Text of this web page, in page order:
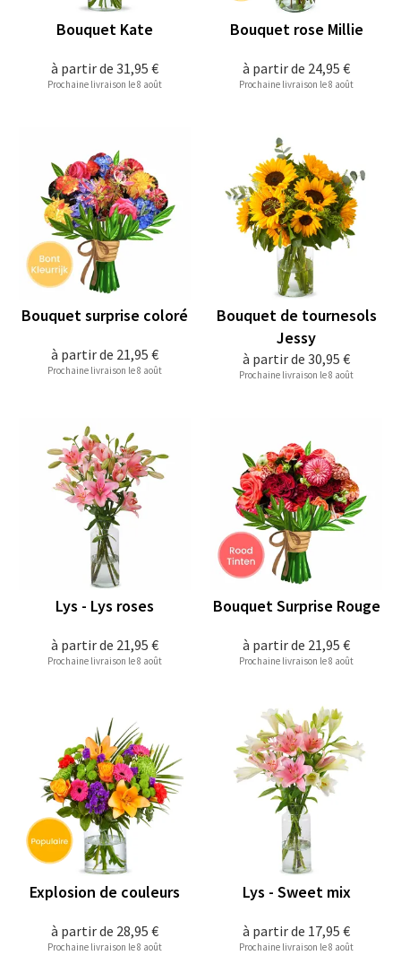
à partir de 31,95 €
Bouquet Kate
Prochaine livraison le 8 août
à partir de 24,95 €
Bouquet rose Millie
Prochaine livraison le 8 août
à partir de 21,95 €
Bouquet surprise coloré
Prochaine livraison le 8 août
à partir de 30,95 €
Bouquet de tournesols
Jessy
Prochaine livraison le 8 août
à partir de 21,95 €
Lys - Lys roses
Prochaine livraison le 8 août
à partir de 21,95 €
Bouquet Surprise Rouge
Prochaine livraison le 8 août
à partir de 28,95 €
Explosion de couleurs
Prochaine livraison le 8 août
à partir de 17,95 €
Lys - Sweet mix
Prochaine livraison le 8 août